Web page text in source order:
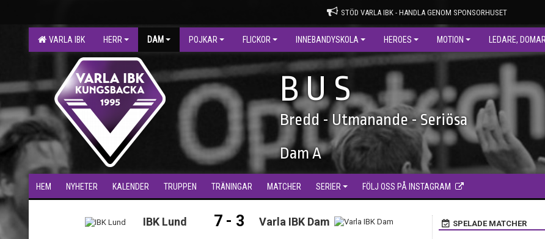
STÖD VARLA IBK - HANDLA GENOM SPONSORHUSET
VARLA IBK HERR DAM POJKAR FLICKOR INNEBANDYSKOLA HEROES MOTION LEDARE,
B U S
Bredd - Utmanande - Seriösa
Dam A
HEM NYHETER KALENDER TRUPPEN TRÄNINGAR MATCHER SERIER FÖLJ OSS PÅ INSTAGRAM
IBK Lund 7 - 3 Varla IBK Dam SPELADE MATCHER